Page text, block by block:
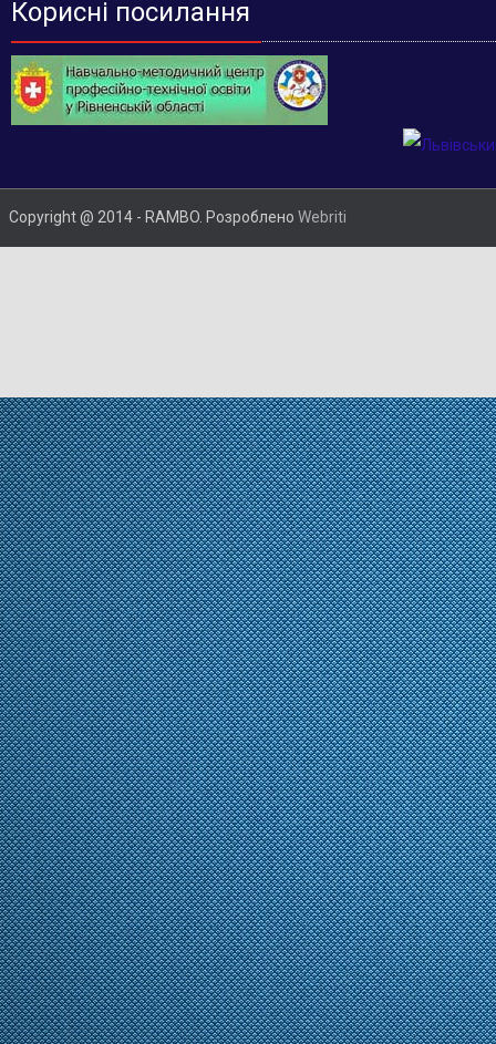
Корисні посилання
Copyright @ 2014 - RAMBO. Розроблено Webriti